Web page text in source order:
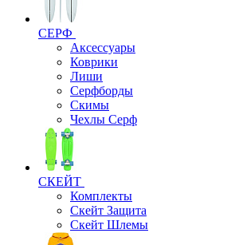
СЕРФ
Аксессуары
Коврики
Лиши
Серфборды
Скимы
Чехлы Cерф
СКЕЙТ
Комплекты
Скейт Защита
Скейт Шлемы